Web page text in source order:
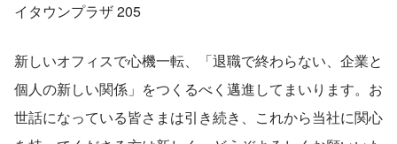
イタウンプラザ 205
新しいオフィスで心機一転、「退職で終わらない、企業と
個人の新しい関係」をつくるべく邁進してまいります。お
世話になっている皆さまは引き続き、これから当社に関心